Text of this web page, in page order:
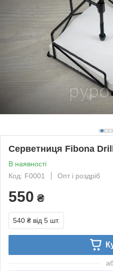
Серветниця Fibona
В наявності
Код: F0001
Опт і роздріб
550 ₴
540 ₴ від 5 шт.